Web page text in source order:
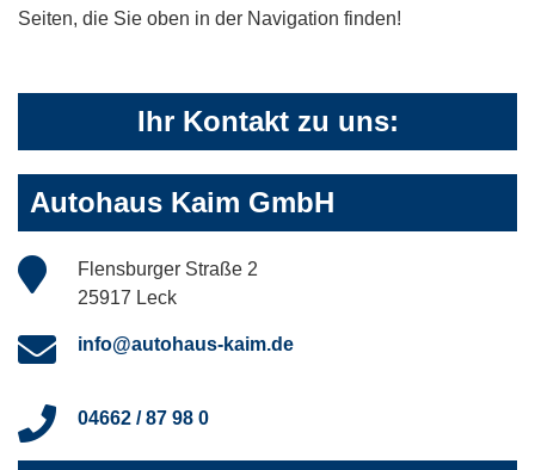
Seiten, die Sie oben in der Navigation finden!
Ihr Kontakt zu uns:
Autohaus Kaim GmbH
Flensburger Straße 2
25917 Leck
info@autohaus-kaim.de
04662 / 87 98 0